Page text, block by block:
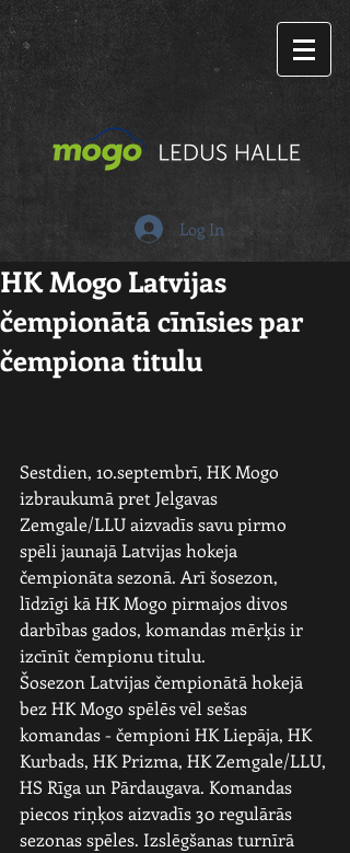
Log In
HK Mogo Latvijas
čempionātā cīnīsies par
čempiona titulu
Sestdien, 10.septembrī, HK Mogo
izbraukumā pret Jelgavas
Zemgale/LLU aizvadīs savu pirmo
spēli jaunajā Latvijas hokeja
čempionāta sezonā. Arī šosezon,
līdzīgi kā HK Mogo pirmajos divos
darbības gados, komandas mērķis ir
izcīnīt čempionu titulu.
Šosezon Latvijas čempionātā hokejā
bez HK Mogo spēlēs vēl sešas
komandas - čempioni HK Liepāja, HK
Kurbads, HK Prizma, HK Zemgale/LLU,
HS Rīga un Pārdaugava. Komandas
piecos riņķos aizvadīs 30 regulārās
sezonas spēles. Izslēgšanas turnīrā